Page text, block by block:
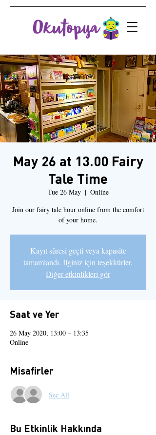
May 26 at 13.00 Fairy
Tale Time
Tue 26 May
  |
Online
Join our fairy tale hour online from the comfort
of your home.
Kayıt süresi geçti veya kapasite
tamamlandı. İlginiz için teşekkürler.
Diğer etkinlikleri gör
Saat ve Yer
26 May 2020, 13:00 – 13:35
Online
Misafirler
See All
Bu Etkinlik Hakkında